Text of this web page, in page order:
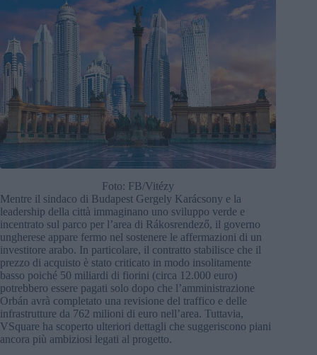
Foto: FB/Vitézy
Mentre il sindaco di Budapest Gergely Karácsony e la
leadership della città immaginano uno sviluppo verde e
incentrato sul parco per l’area di Rákosrendező, il governo
ungherese appare fermo nel sostenere le affermazioni di un
investitore arabo. In particolare, il contratto stabilisce che il
prezzo di acquisto è stato criticato in modo insolitamente
basso poiché 50 miliardi di fiorini (circa 12.000 euro)
potrebbero essere pagati solo dopo che l’amministrazione
Orbán avrà completato una revisione del traffico e delle
infrastrutture da 762 milioni di euro nell’area. Tuttavia,
VSquare ha scoperto ulteriori dettagli che suggeriscono piani
ancora più ambiziosi legati al progetto.